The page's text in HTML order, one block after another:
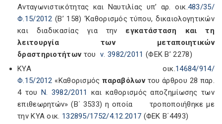
Ανταγωνιστικότητας και Ναυτιλίας υπ’ αρ. οικ.483/35/
Φ.15/2012(Β’ 158) ‘Καθορισμός τύπου, δικαιολογητικών
και διαδικασίας για την εγκατάσταση και τη
λειτουργία των μεταποιητικών
δραστηριοτήτων του ν. 3982/2011 (ΦΕΚ Β’ 2278)
ΚΥΑ οικ.14684/914/
Φ.15/2012 «Καθορισμόςπαραβόλωντου άρθρου 28 παρ.
4 του Ν. 3982/2011
και καθορισμός αποζημίωσης των
επιθεωρητών» (Β΄ 3533) η οποία τροποποιήθηκε με
την KΥΑ οικ. 132895/1752/4.12.2017 (ΦΕΚ Β΄4493)